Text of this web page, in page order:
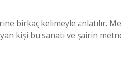
birkaç kelimeyle anlatılır.
kişi bu sanatı ve şairin